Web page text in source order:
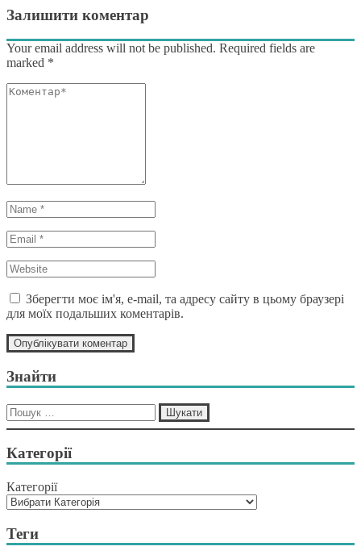
Залишити коментар
Your email address will not be published. Required fields are
marked *
Коментар*
Name
*
Email
*
Website
*
Зберегти моє ім'я, e-mail, та адресу сайту в цьому браузері
для моїх подальших коментарів.
Знайти
Пошук:
Категорії
Категорії
Теги